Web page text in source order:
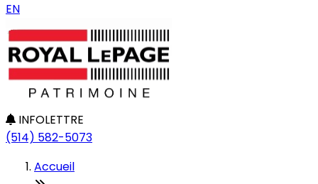
EN
INFOLETTRE
(514) 582-5073
Accueil